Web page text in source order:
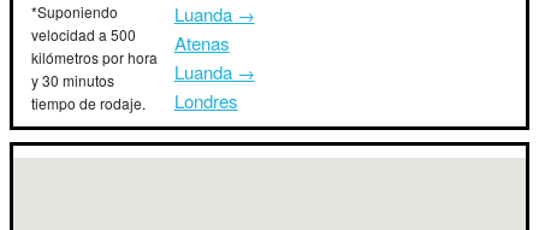
*Suponiendo
velocidad a 500
kilómetros por hora
y 30 minutos
tiempo de rodaje.
Luanda →
Atenas
Luanda →
Londres